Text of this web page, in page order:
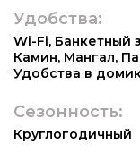
Удобства:
Wi-Fi, Банкетный
Камин, Мангал,
Удобства в
Сезонность:
Круглогодичный